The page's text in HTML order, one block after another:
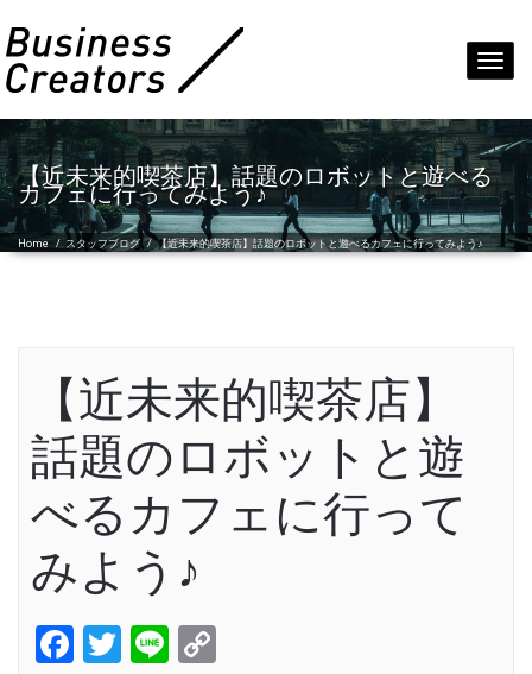
【近未来的喫茶店】話題のロボットと遊べる
カフェに行ってみよう♪
Home / スタッフブログ /【近未来的喫茶店】話題のロボットと遊べるカフェに行ってみよう♪
【近未来的喫茶店】
話題のロボットと遊
べるカフェに行って
みよう♪
Facebook
Twitter
Line